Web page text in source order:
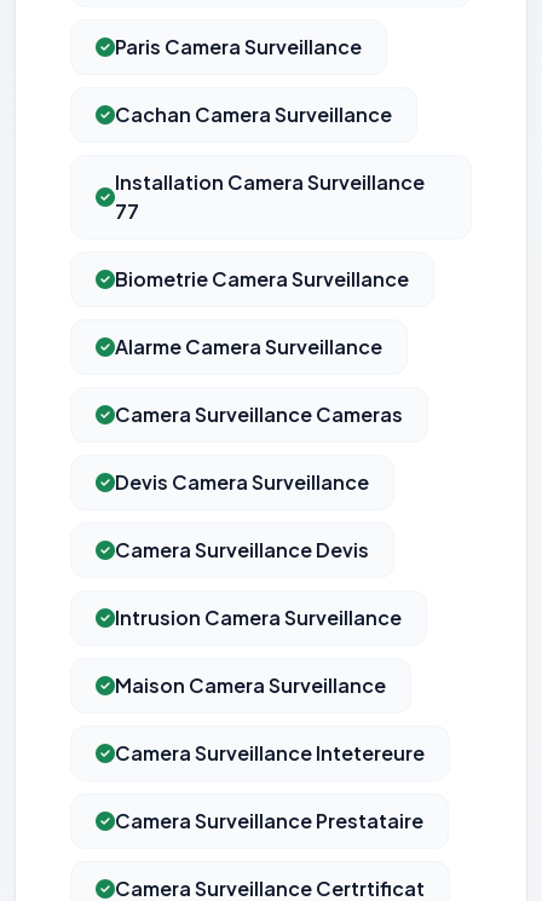
Paris Camera Surveillance
Cachan Camera Surveillance
Installation Camera Surveillance
77
Biometrie Camera Surveillance
Alarme Camera Surveillance
Camera Surveillance Cameras
Devis Camera Surveillance
Camera Surveillance Devis
Intrusion Camera Surveillance
Maison Camera Surveillance
Camera Surveillance Intetereure
Camera Surveillance Prestataire
Camera Surveillance Certrtificat